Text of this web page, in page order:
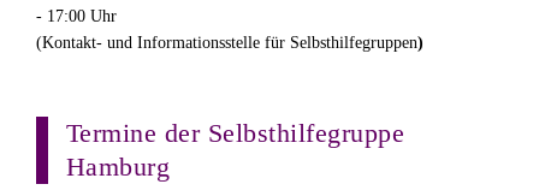
- 17:00 Uhr
(Kontakt- und Informationsstelle für Selbsthilfegruppen)
Termine der Selbsthilfegruppe
Hamburg